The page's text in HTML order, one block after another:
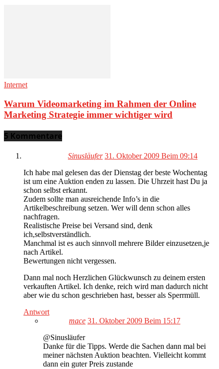
Internet
Warum Videomarketing im Rahmen der Online
Marketing Strategie immer wichtiger wird
5 Kommentare
Sinusläufer 31. Oktober 2009 Beim 09:14
Ich habe mal gelesen das der Dienstag der beste Wochentag
ist um eine Auktion enden zu lassen. Die Uhrzeit hast Du ja
schon selbst erkannt.
Zudem sollte man ausreichende Info’s in die
Artikelbeschreibung setzen. Wer will denn schon alles
nachfragen.
Realistische Preise bei Versand sind, denk
ich,selbstverständlich.
Manchmal ist es auch sinnvoll mehrere Bilder einzusetzen,je
nach Artikel.
Bewertungen nicht vergessen.
Dann mal noch Herzlichen Glückwunsch zu deinem ersten
verkauften Artikel. Ich denke, reich wird man dadurch nicht
aber wie du schon geschrieben hast, besser als Sperrmüll.
Antwort
mace 31. Oktober 2009 Beim 15:17
@Sinusläufer
Danke für die Tipps. Werde die Sachen dann mal bei
meiner nächsten Auktion beachten. Vielleicht kommt
dann ein guter Preis zustande